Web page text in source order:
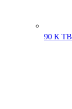
90 К